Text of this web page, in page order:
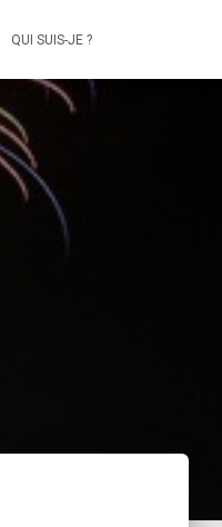
QUI SUIS-JE ?